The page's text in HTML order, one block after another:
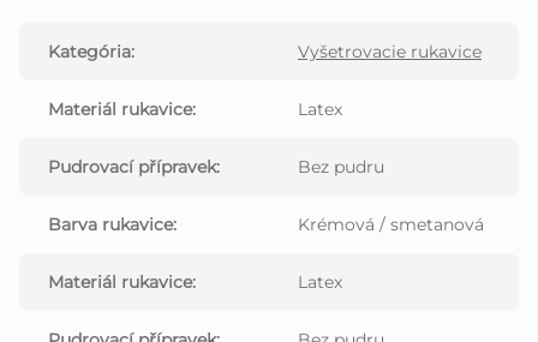
Kategória: Vyšetrovacie rukavice
Materiál rukavice: Latex
Pudrovací přípravek: Bez pudru
Barva rukavice: Krémová / smetanová
Materiál rukavice: Latex